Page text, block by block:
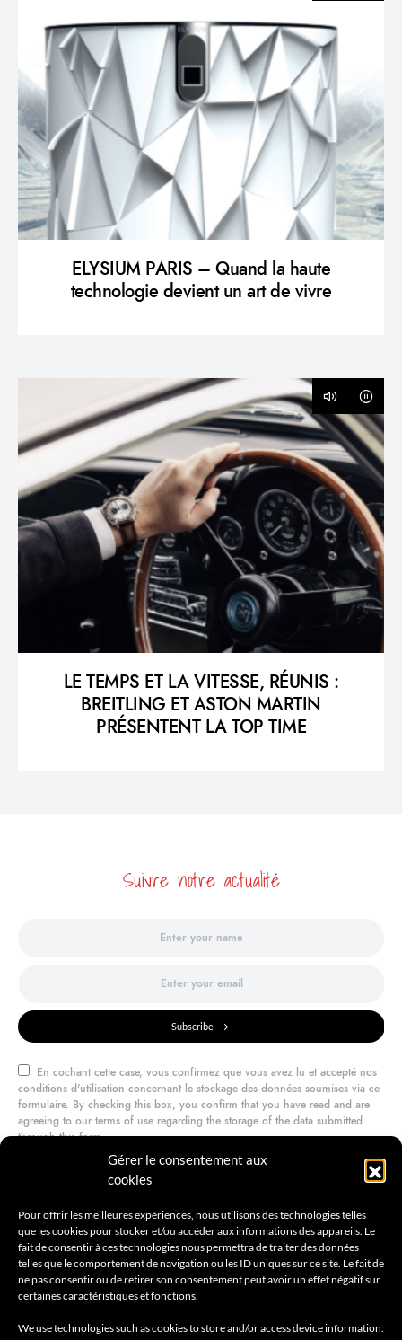
Gérer le consentement aux
cookies
Pour offrir les meilleures expériences, nous utilisons des technologies telles
que les cookies pour stocker et/ou accéder aux informations des appareils. Le
fait de consentir à ces technologies nous permettra de traiter des données
telles que le comportement de navigation ou les ID uniques sur ce site. Le fait de
ne pas consentir ou de retirer son consentement peut avoir un effet négatif sur
certaines caractéristiques et fonctions.
We use technologies such as cookies to store and/or access device information.
ELYSIUM PARIS – Quand la haute
technologie devient un art de vivre
LE TEMPS ET LA VITESSE, RÉUNIS :
BREITLING ET ASTON MARTIN
PRÉSENTENT LA TOP TIME
Suivre notre actualité
Subscribe
En cochant cette case, vous confirmez que vous avez lu et accepté nos
conditions d'utilisation concernant le stockage des données soumises via ce
formulaire. By checking this box, you confirm that you have read and are
agreeing to our terms of use regarding the storage of the data submitted
through this form.